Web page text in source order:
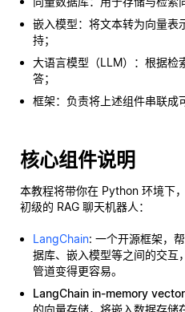
嵌入模型：将文本转为向量表
持；
大语言模型（LLM）：根据检
答；
框架：负责将上述组件串联成
核心组件说明
本教程将带你在 Python 环境下
初级的 RAG 聊天机器人：
LangChain: 一个开源框架，
据库、嵌入模型等之间的交互
管道变得更容易。
LangChain in-memory
的向量存储，将嵌入数据存储